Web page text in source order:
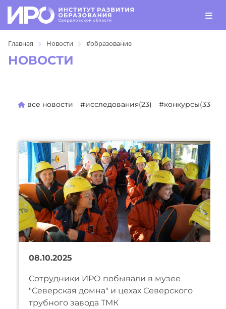
Главная Новости #образование
НОВОСТИ
все новости #исследования(23) #конкурсы(330)
08.10.2025
Сотрудники ИРО побывали в музее
"Северская домна" и цехах Северского
трубного завода ТМК